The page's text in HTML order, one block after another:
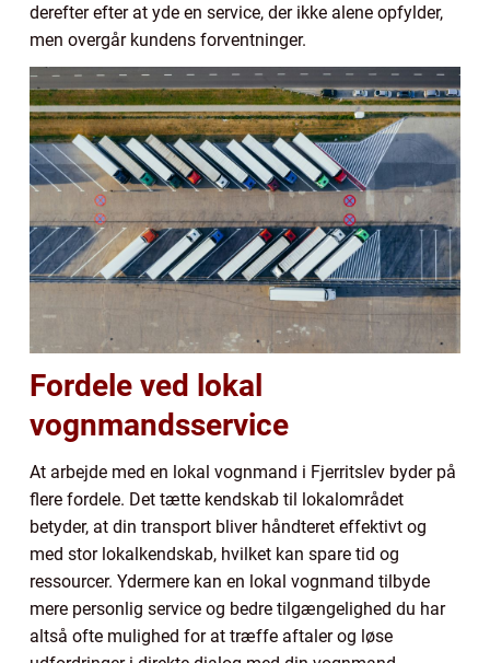
derefter efter at yde en service, der ikke alene opfylder,
men overgår kundens forventninger.
Fordele ved lokal
vognmandsservice
At arbejde med en lokal vognmand i Fjerritslev byder på
flere fordele. Det tætte kendskab til lokalområdet
betyder, at din transport bliver håndteret effektivt og
med stor lokalkendskab, hvilket kan spare tid og
ressourcer. Ydermere kan en lokal vognmand tilbyde
mere personlig service og bedre tilgængelighed du har
altså ofte mulighed for at træffe aftaler og løse